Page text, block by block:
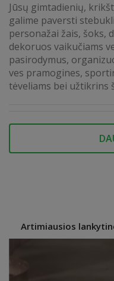
Jūsų gimtadienių,
galime paversti
personažai žais, šoks,
dekoruos vaikučiams
pasirodymus,
ves pramogines,
tėveliams bei užtikrins
Artimiausios